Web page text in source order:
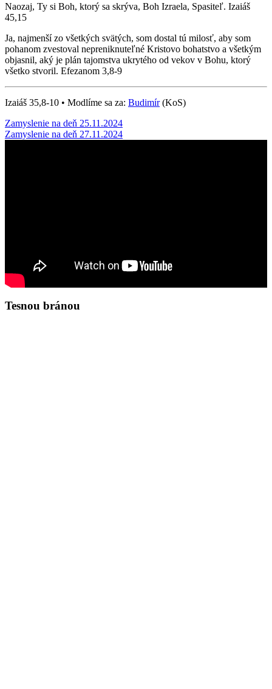
Naozaj, Ty si Boh, ktorý sa skrýva, Boh Izraela, Spasiteľ. Izaiáš
45,15
Ja, najmenší zo všetkých svätých, som dostal tú milosť, aby som
pohanom zvestoval nepreniknuteľné Kristovo bohatstvo a všetkým
objasnil, aký je plán tajomstva ukrytého od vekov v Bohu, ktorý
všetko stvoril. Efezanom 3,8-9
Izaiáš 35,8-10 • Modlíme sa za: Budimír(KoS)
Post
navigation
Zamyslenie na deň 25.11.2024
Zamyslenie na deň 27.11.2024
Tesnou bránou